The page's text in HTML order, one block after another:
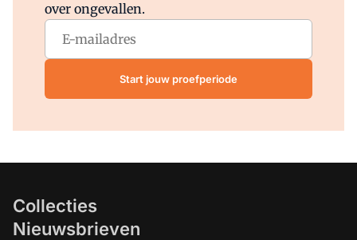
over ongevallen.
Start jouw proefperiode
Collecties
Nieuwsbrieven